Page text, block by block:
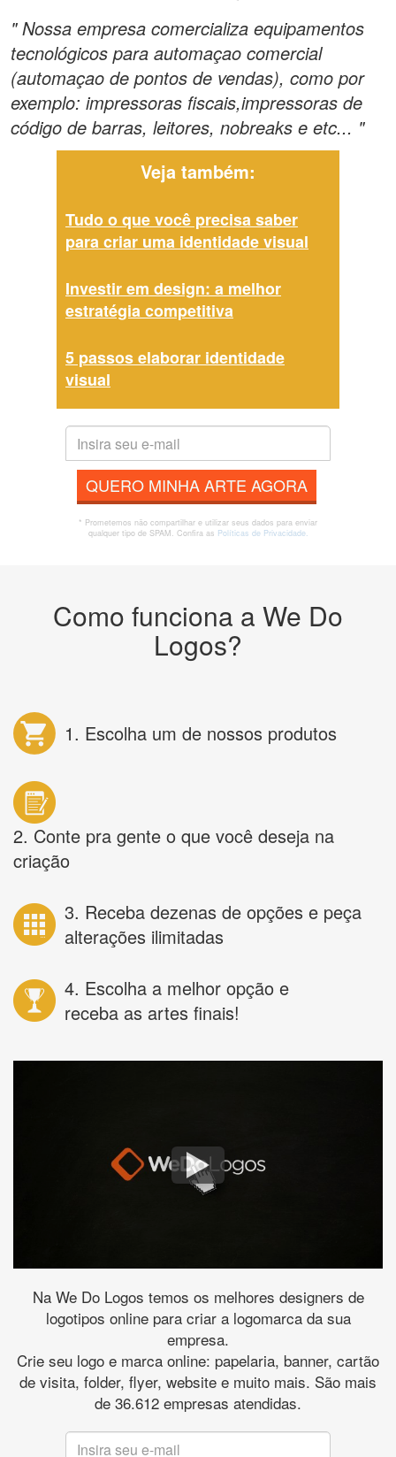
" Nossa empresa comercializa equipamentos
tecnológicos para automaçao comercial
(automaçao de pontos de vendas), como por
exemplo: impressoras fiscais,impressoras de
código de barras, leitores, nobreaks e etc... "
Veja também:
Tudo o que você precisa saber
para criar uma identidade visual
Investir em design: a melhor
estratégia competitiva
5 passos elaborar identidade
visual
QUERO MINHA ARTE AGORA
* Prometemos não compartilhar e utilizar seus dados para enviar
qualquer tipo de SPAM. Confira as Políticas de Privacidade.
Como funciona a We Do
Logos?
1. Escolha um de nossos produtos
2. Conte pra gente o que você deseja na
criação
3. Receba dezenas de opções e peça
alterações ilimitadas
4. Escolha a melhor opção e
receba as artes finais!
Na We Do Logos temos os melhores designers de
logotipos online para criar a logomarca da sua
empresa.
Crie seu logo e marca online: papelaria, banner, cartão
de visita, folder, flyer, website e muito mais. São mais
de 36.612 empresas atendidas.